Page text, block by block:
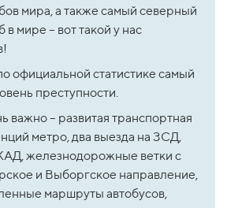
мира, а также самый северный
в мире – вот такой у нас
официальной статистике самый
преступности.
важно – развитая транспортная
метро, два выезда на ЗСД,
железнодорожные ветки с
и Выборгское направление,
маршруты автобусов,